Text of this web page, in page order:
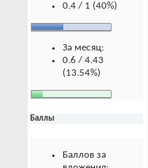
0.4 / 1 (40%)
За месяц:
0.6 / 4.43
(13.54%)
Баллы
Баллов за